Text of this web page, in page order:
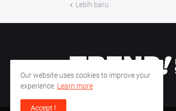
Lebih baru
Our website uses cookies to improve your
experience. Learn more
Accept !